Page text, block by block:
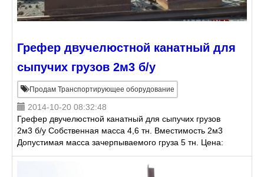
Грефер двучелюстной канатный для
сыпучих грузов 2м3 б/у
Продам Транспортирующее оборудование
2014-10-20 08:32:48
Грефер двучелюстной канатный для сыпучих грузов
2м3 б/у Собственная масса 4,6 тн. Вместимость 2м3
Допустимая масса зачерпываемого груза 5 тн. Цена:
250 000 руб. Торг уместен Местонахождени